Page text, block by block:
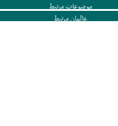
موضوعات مرتبط
عالمان مرتبط